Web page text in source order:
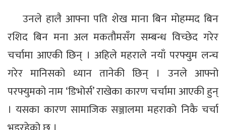
उनले हालै आफ्ना पति शेख माना बिन मोहम्मद बिन
रशिद बिन मना अल मकतौमसँग सम्बन्ध विच्छेद गरेर
चर्चामा आएकी छिन् । अहिले महराले नयाँ परफ्युम लन्च
गरेर मानिसको ध्यान तानेकी छिन् । उनले आफ्नो
परफ्युमको नाम ‘डिभोर्स’ राखेका कारण चर्चामा आएकी हुन्
। यसका कारण सामाजिक सञ्जालमा महराको निकै चर्चा